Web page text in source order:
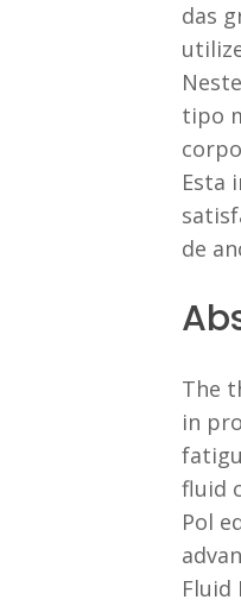
das
tipo
Esta
de
The
in
fluid
Pol
Fluid